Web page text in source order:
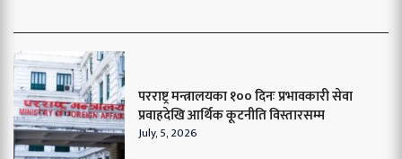
परराष्ट्र मन्त्रालयका १०० दिनः प्रभावकारी सेवा
प्रवाहदेखि आर्थिक कूटनीति विस्तारसम्म
July, 5, 2026